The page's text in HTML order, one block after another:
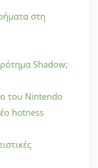
στη
Shadow;
του Nintendo
hotness